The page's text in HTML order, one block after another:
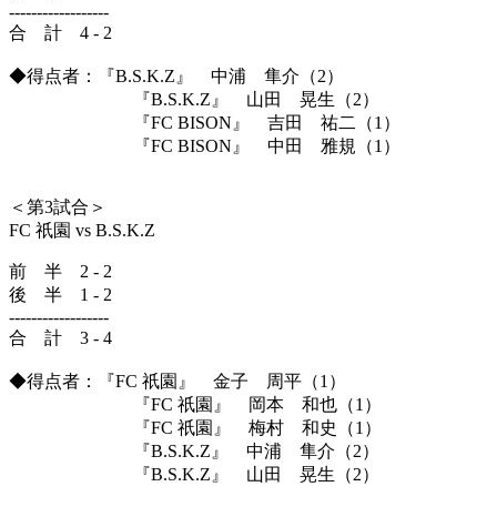
------------------
合 計 4 - 2
◆得点者：『B.S.K.Z』 中浦 隼介（2）
『B.S.K.Z』 山田 晃生（2）
『FC BISON』 吉田 祐二（1）
『FC BISON』 中田 雅規（1）
＜第3試合＞
FC 祇園 vs B.S.K.Z
前 半 2 - 2
後 半 1 - 2
------------------
合 計 3 - 4
◆得点者：『FC 祇園』 金子 周平（1）
『FC 祇園』 岡本 和也（1）
『FC 祇園』 梅村 和史（1）
『B.S.K.Z』 中浦 隼介（2）
『B.S.K.Z』 山田 晃生（2）